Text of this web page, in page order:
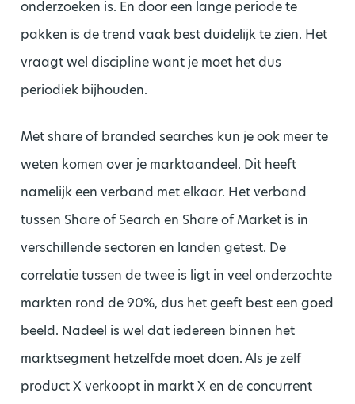
onderzoeken is. En door een lange periode te
pakken is de trend vaak best duidelijk te zien. Het
vraagt wel discipline want je moet het dus
periodiek bijhouden.
Met share of branded searches kun je ook meer te
weten komen over je marktaandeel. Dit heeft
namelijk een verband met elkaar. Het verband
tussen Share of Search en Share of Market is in
verschillende sectoren en landen getest. De
correlatie tussen de twee is ligt in veel onderzochte
markten rond de 90%, dus het geeft best een goed
beeld. Nadeel is wel dat iedereen binnen het
marktsegment hetzelfde moet doen. Als je zelf
product X verkoopt in markt X en de concurrent